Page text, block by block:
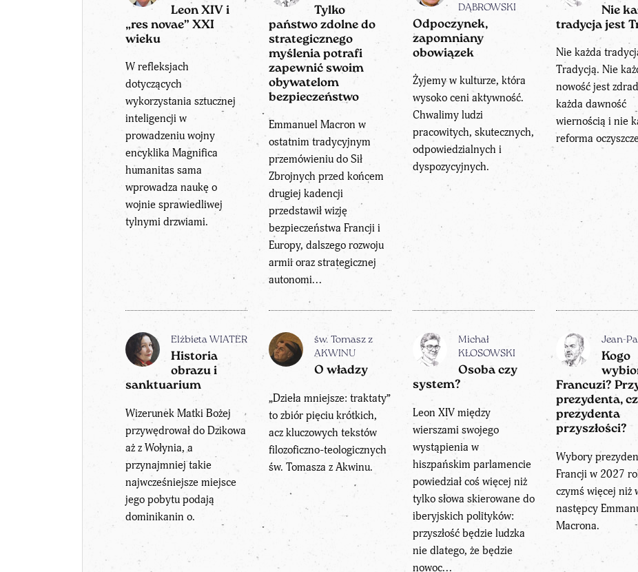
Leon XIV i
„res novae” XXI
wieku
W refleksjach
dotyczących
wykorzystania sztucznej
inteligencji w
prowadzeniu wojny
encyklika Magnifica
humanitas sama
wprowadza naukę o
wojnie sprawiedliwej
tylnymi drzwiami.
Tylko
państwo zdolne do
strategicznego
myślenia potrafi
zapewnić swoim
obywatelom
bezpieczeństwo
Emmanuel Macron w
ostatnim tradycyjnym
przemówieniu do Sił
Zbrojnych przed końcem
drugiej kadencji
przedstawił wizję
bezpieczeństwa Francji i
Europy, dalszego rozwoju
armii oraz strategicznej
autonomi...
DĄBROWSKI
Odpoczynek,
zapomniany
obowiązek
Żyjemy w kulturze, która
wysoko ceni aktywność.
Chwalimy ludzi
pracowitych, skutecznych,
odpowiedzialnych i
dyspozycyjnych.
Nie
tradycja jest
Nie każda
Tradycją. Nie
nowość jest
każda dawność
wiernością i nie
reforma
Elżbieta WIATER
Historia
obrazu i
sanktuarium
Wizerunek Matki Bożej
przywędrował do Dzikowa
aż z Wołynia, a
przynajmniej takie
najwcześniejsze miejsce
jego pobytu podają
dominikanin o.
św. Tomasz z
AKWINU
O władzy
„Dzieła mniejsze: traktaty”
to zbiór pięciu krótkich,
acz kluczowych tekstów
filozoficzno-teologicznych
św. Tomasza z Akwinu.
Michał
KŁOSOWSKI
Osoba czy
system?
Leon XIV między
wierszami swojego
wystąpienia w
hiszpańskim parlamencie
powiedział coś więcej niż
tylko słowa skierowane do
iberyjskich polityków:
przyszłość będzie ludzka
nie dlatego, że będzie
nowoc...
Jean-
Kogo
Francuzi?
prezydenta,
prezydenta
przyszłości?
Wybory
Francji w 2027
czymś więcej niż
następcy
Macrona.